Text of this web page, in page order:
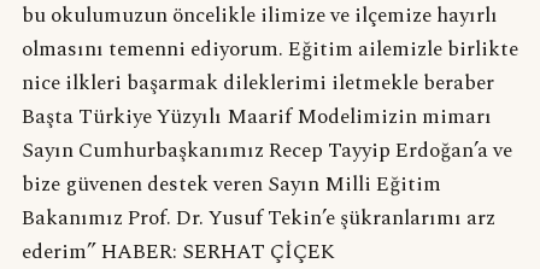
bu okulumuzun öncelikle ilimize ve ilçemize hayırlı
olmasını temenni ediyorum. Eğitim ailemizle birlikte
nice ilkleri başarmak dileklerimi iletmekle beraber
Başta Türkiye Yüzyılı Maarif Modelimizin mimarı
Sayın Cumhurbaşkanımız Recep Tayyip Erdoğan’a ve
bize güvenen destek veren Sayın Milli Eğitim
Bakanımız Prof. Dr. Yusuf Tekin’e şükranlarımı arz
ederim” HABER: SERHAT ÇİÇEK